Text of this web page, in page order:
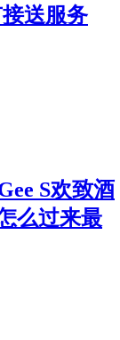
送服务
S欢致酒
么过来最